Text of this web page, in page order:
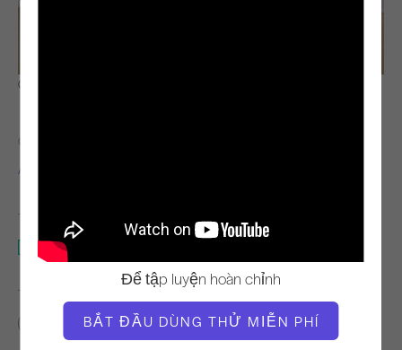
Để tập luyện hoàn chỉnh
BẮT ĐẦU DÙNG THỬ MIỄN PHÍ
Quan sát & Học hỏi
GIÁO VIÊN
Alisa Wyatt
THIẾT BỊ CẦN THIẾT
Thảm
TÌM LỚP HỌC TƯƠNG TỰ CHO
Thảm